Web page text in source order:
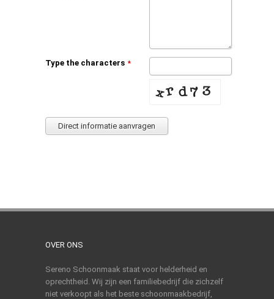
Type the characters *
Direct informatie aanvragen
OVER ONS
Sereno Schoonmaak staat voor helderheid en
oprechtheid. Wij zijn een familiebedrijf die zichzelf
niet verkoopt als het beste schoonmaakbedrijf,